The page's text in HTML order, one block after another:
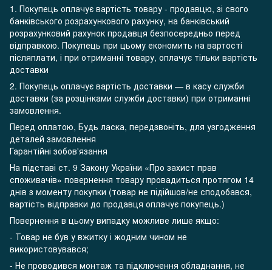
1. Покупець оплачує вартість товару - продавцю, зі свого
банківського розрахункового рахунку, на банківський
розрахунковий рахунок продавця безпосередньо перед
відправкою. Покупець при цьому економить на вартості
післяплати, і при отриманні товару, оплачує тільки вартість
доставки
2. Покупець оплачує вартість доставки — в касу служби
доставки (за розцінками служби доставки) при отриманні
замовлення.
Перед оплатою, Будь ласка, передзвоніть, для узгодження
деталей замовлення
Гарантійні зобов'язання
На підставі ст. 9 Закону України «Про захист прав
споживачів» повернення товару провадиться протягом 14
днів з моменту покупки (товар не підійшов/не сподобався,
вартість відправки до продавця оплачує покупець.)
Повернення в цьому випадку можливе лише якщо:
- Товар не був у вжитку і жодним чином не
використовувався;
- Не проводився монтаж та підключення обладнання, не